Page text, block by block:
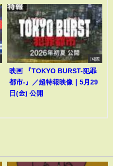
国際
映画 『TOKYO BURST-犯罪
都市-』／超特報映像｜5月29
日(金) 公開